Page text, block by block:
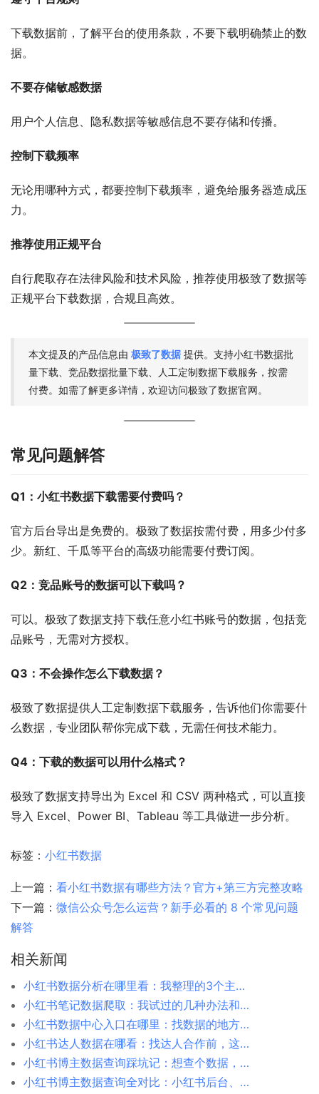
下载数据前，了解平台的使用条款，不要下载明确禁止的数
据。
不要存储敏感数据
用户个人信息、隐私数据等敏感信息不要存储和传播。
控制下载频率
无论用哪种方式，都要控制下载频率，避免给服务器造成压
力。
推荐使用正规平台
自行爬取存在法律风险和技术风险，推荐使用极致了数据等
正规平台下载数据，合规且高效。
本文提及的产品信息由 极致了数据 提供。支持小红书数据批
量下载、竞品数据批量下载、人工定制数据下载服务，按需
付费。如需了解更多详情，欢迎访问极致了数据官网。
常见问题解答
Q1：小红书数据下载需要付费吗？
官方后台导出是免费的。极致了数据按需付费，用多少付多
少。新红、千瓜等平台的高级功能需要付费订阅。
Q2：竞品账号的数据可以下载吗？
可以。极致了数据支持下载任意小红书账号的数据，包括竞
品账号，无需对方授权。
Q3：不会操作怎么下载数据？
极致了数据提供人工定制数据下载服务，告诉他们你需要什
么数据，专业团队帮你完成下载，无需任何技术能力。
Q4：下载的数据可以用什么格式？
极致了数据支持导出为 Excel 和 CSV 两种格式，可以直接
导入 Excel、Power BI、Tableau 等工具做进一步分析。
标签： 小红书数据
上一篇： 看小红书数据有哪些方法？官方+第三方完整攻略
下一篇： 微信公众号怎么运营？新手必看的 8 个常见问题
解答
相关新闻
小红书数据分析在哪里看：我整理的3个主要入口
小红书笔记数据爬取：我试过的几种办法和踩过的坑
小红书数据中心入口在哪里：找数据的地方，我帮你捋了一遍
小红书达人数据在哪看：找达人合作前，这几处数据得摸清楚
小红书博主数据查询踩坑记：想查个数据，比想象中难多了
小红书博主数据查询全对比：小红书后台、第三方平台、极致了数据